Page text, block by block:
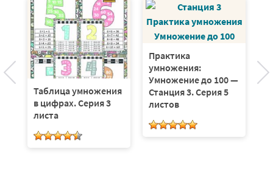
Таблица умножения
в цифрах. Серия 3
листа
Практика
умножения:
Умножение до 100 —
Станция 3. Серия 5
листов